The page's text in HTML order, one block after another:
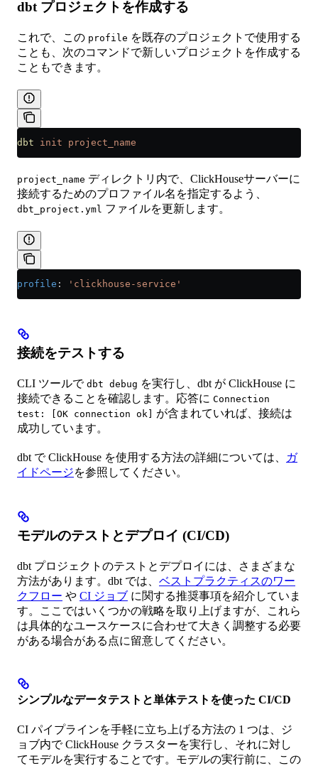
dbt プロジェクトを作成する
これで、この profile を既存のプロジェクトで使用する
ことも、次のコマンドで新しいプロジェクトを作成する
こともできます。
dbt init project_name
project_name ディレクトリ内で、ClickHouseサーバーに
接続するためのプロファイル名を指定するよう、
dbt_project.yml ファイルを更新します。
profile : 'clickhouse-service'
接続をテストする
CLI ツールで dbt debug を実行し、dbt が ClickHouse に
接続できることを確認します。応答に Connection
test: [OK connection ok]
が含まれていれば、接続は
成功しています。
dbt で ClickHouse を使用する方法の詳細については、
ガ
イドページを参照してください。
モデルのテストとデプロイ (CI/CD)
dbt プロジェクトのテストとデプロイには、さまざまな
方法があります。dbt では、 ベストプラクティスのワー
クフロー や CI ジョブ に関する推奨事項を紹介していま
す。ここではいくつかの戦略を取り上げますが、これら
は具体的なユースケースに合わせて大きく調整する必要
がある場合がある点に留意してください。
シンプルなデータテストと単体テストを使った CI/CD
CI パイプラインを手軽に立ち上げる方法の 1 つは、ジ
ョブ内で ClickHouse クラスターを実行し、それに対し
てモデルを実行することです。モデルの実行前に、この